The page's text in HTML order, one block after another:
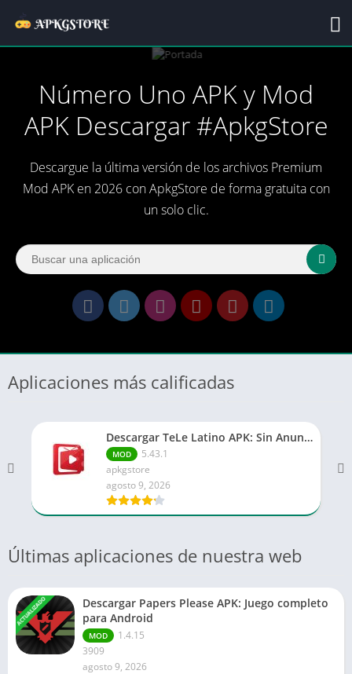
Número Uno APK y Mod
APK Descargar #ApkgStore
Descargue la última versión de los archivos Premium
Mod APK en 2026 con ApkgStore de forma gratuita con
un solo clic.
Aplicaciones más calificadas
Descargar TeLe Latino APK: Sin Anuncios
MOD
5.43.1
apkgstore
agosto 9, 2026
Últimas aplicaciones de nuestra web
ACTUALIZADO
Descargar Papers Please APK: Juego completo
para Android
MOD
1.4.15
3909
agosto 9, 2026